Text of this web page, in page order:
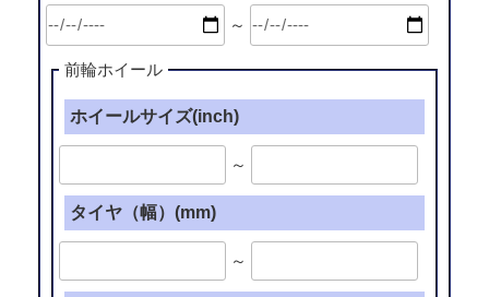
～
前輪ホイール
ホイールサイズ(inch)
～
タイヤ（幅）(mm)
～